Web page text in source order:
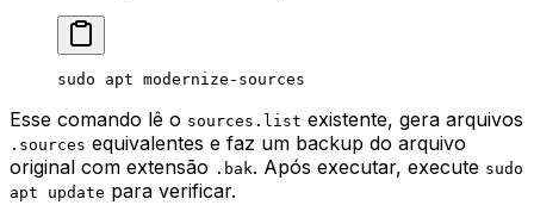
sudo apt modernize-sources
Esse comando lê o sources.list existente, gera arquivos
.sources equivalentes e faz um backup do arquivo
original com extensão .bak. Após executar, execute sudo
apt update para verificar.